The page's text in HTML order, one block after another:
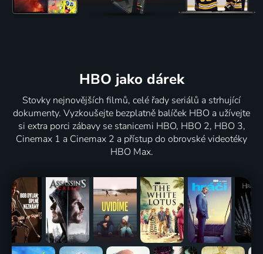
HBO jako dárek
Stovky nejnovějších filmů, celé řady seriálů a strhující
dokumenty. Vyzkoušejte bezplatně balíček HBO a užívejte
si extra porci zábavy se stanicemi HBO, HBO 2, HBO 3,
Cinemax 1 a Cinemax 2 a přístup do obrovské videotéky
HBO Max.